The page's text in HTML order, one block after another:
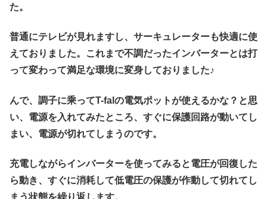
た。
普通にテレビが見れますし、サーキュレーターも快適に使
えておりました。これまで不調だったインバーターとは打
って変わって満足な環境に変身しておりました♪
んで、調子に乘ってT-falの電気ポットが使えるかな？と思
い、電源を入れてみたところ、すぐに保護回路が動いてし
まい、電源が切れてしまうのです。
充電しながらインバーターを使ってみると電圧が回復した
ら動き、すぐに消耗して低電圧の保護が作動して切れてし